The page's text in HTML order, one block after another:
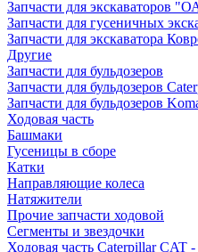
Запчасти для экскаваторов
Запчасти для гусеничных
Запчасти для экскаватора
Другие
Запчасти для бульдозеров
Запчасти для бульдозеров
Запчасти для бульдозеров
Ходовая часть
Башмаки
Гусеницы в сборе
Катки
Направляющие колеса
Натяжители
Прочие запчасти ходовой
Сегменты и звездочки
Ходовая часть Caterpillar CAT